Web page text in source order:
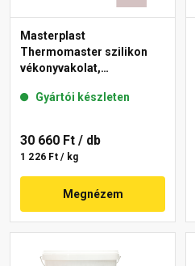
Masterplast
Thermomaster szilikon
vékonyvakolat,
20-E 25 kg
Gyártói készleten
30 660 Ft / db
1 226 Ft / kg
Megnézem